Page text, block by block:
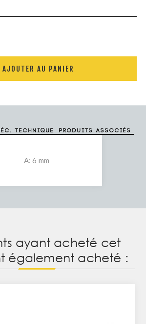
AJOUTER AU PANIER
technique Produits associés
A: 6 mm
ayant acheté cet
également acheté :